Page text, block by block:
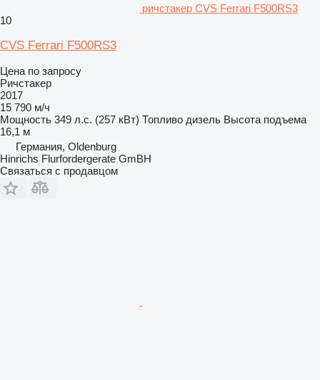
ричстакер CVS Ferrari F500RS3
10
CVS Ferrari F500RS3
Цена по запросу
Ричстакер
2017
15 790 м/ч
Мощность 349 л.с. (257 кВт) Топливо дизель Высота подъема
16,1 м
Германия, Oldenburg
Hinrichs Flurfordergerate GmBH
Связаться с продавцом